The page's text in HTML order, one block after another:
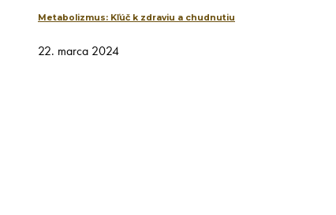
Metabolizmus: Kľúč k zdraviu a chudnutiu
22. marca 2024